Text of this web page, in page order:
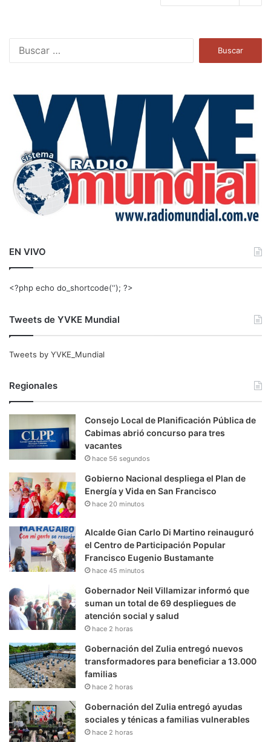
a
EN VIVO
<?php echo do_shortcode(‘‘); ?>
Tweets de YVKE Mundial
Tweets by YVKE_Mundial
Regionales
Consejo Local de Planificación Pública de
Cabimas abrió concurso para tres
vacantes
hace 56 segundos
Gobierno Nacional despliega el Plan de
Energía y Vida en San Francisco
hace 20 minutos
Alcalde Gian Carlo Di Martino reinauguró
el Centro de Participación Popular
Francisco Eugenio Bustamante
hace 45 minutos
Gobernador Neil Villamizar informó que
suman un total de 69 despliegues de
atención social y salud
hace 2 horas
Gobernación del Zulia entregó nuevos
transformadores para beneficiar a 13.000
familias
hace 2 horas
Gobernación del Zulia entregó ayudas
sociales y ténicas a familias vulnerables
hace 2 horas